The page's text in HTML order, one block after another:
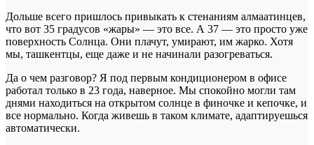
Дольше всего пришлось привыкать к стенаниям алмаатинцев,
что вот 35 градусов «жары» — это все. А 37 — это просто уже
поверхность Солнца. Они плачут, умирают, им жарко. Хотя
мы, ташкентцы, еще даже и не начинали разогреваться.
Да о чем разговор? Я под первым кондиционером в офисе
работал только в 23 года, наверное. Мы спокойно могли там
днями находиться на открытом солнце в финочке и кепочке, и
все нормально. Когда живешь в таком климате, адаптируешься
автоматически.